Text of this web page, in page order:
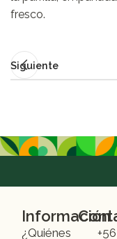
fresco.
Siguiente
Información
¿Quiénes +56